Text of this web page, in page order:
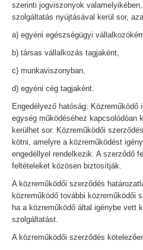
szerinti jogviszonyok
szolgáltatás nyújtásával kerül sor,
a) egyéni egészségügyi
b) társas vállalkozás tagjaként,
c) munkaviszonyban,
d) egyéni cég tagjaként.
Engedélyező hatóság: Közreműködő
egység működéséhez kapcsolódóan
kerülhet sor. Közreműködői
kötni, amelyre a közreműködést
engedéllyel rendelkezik. A szerződő
feltételeket közösen biztosítják.
A közreműködői szerződés
közreműködő további közreműködői
ha a közreműködő által igénybe vett
szolgáltatást.
A közreműködői szerződés